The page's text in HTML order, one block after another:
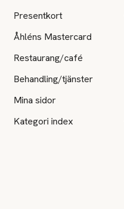
Presentkort
Åhléns Mastercard
Restaurang/café
Behandling/tjänster
Mina sidor
Kategori index